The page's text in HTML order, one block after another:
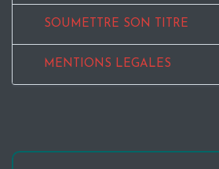
SOUMETTRE SON TITRE
MENTIONS LEGALES